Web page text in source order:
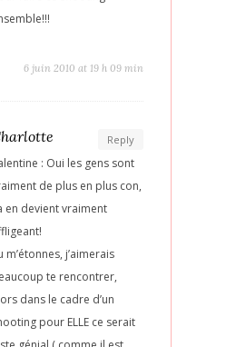
6 juin 2010 at 19 h 09 min
Reply
: Oui les gens sont
de plus en plus con,
en devient vraiment
m’étonnes, j’aimerais
te rencontrer,
dans le cadre d’un
pour ELLE ce serait